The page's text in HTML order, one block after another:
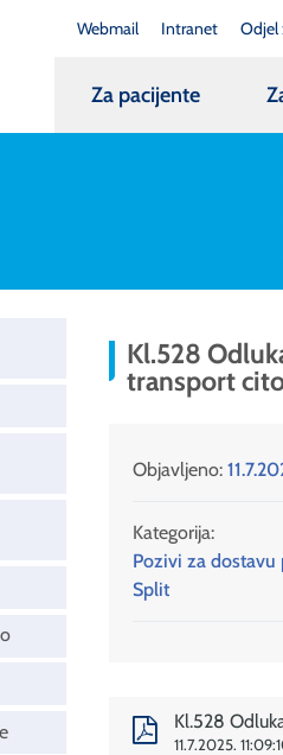
Webmail Intranet Odjel
Za pacijente
Kl.528
transport
Objavljeno:
Kategorija:
Pozivi za dostavu
Split
Kl.528
11.7.2025.